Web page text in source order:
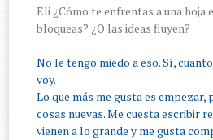
Eli ¿Cómo te enfrentas a una hoja
bloqueas? ¿O las ideas fluyen?
No le tengo miedo a eso. Sí,
voy.
Lo que más me gusta es
cosas nuevas. Me cuesta escribir
vienen a lo grande y me gusta